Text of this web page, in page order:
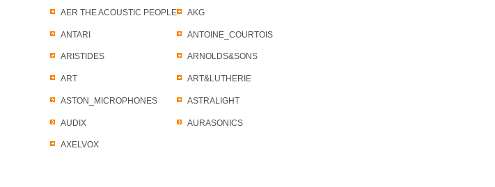
AER THE ACOUSTIC PEOPLE AKG
ANTARI ANTOINE_COURTOIS
ARISTIDES ARNOLDS&SONS
ART ART&LUTHERIE
ASTON_MICROPHONES ASTRALIGHT
AUDIX AURASONICS
AXELVOX